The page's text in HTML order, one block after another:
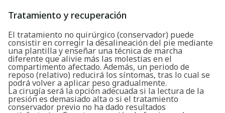
Buscar
Tratamiento y recuperación
El tratamiento no quirúrgico (conservador) puede
consistir en corregir la desalineación del pie mediante
una plantilla y enseñar una técnica de marcha
diferente que alivie más las molestias en el
compartimento afectado. Además, un periodo de
reposo (relativo) reducirá los síntomas, tras lo cual se
podrá volver a aplicar peso gradualmente.
La cirugía será la opción adecuada si la lectura de la
presión es demasiado alta o si el tratamiento
conservador previo no ha dado resultados